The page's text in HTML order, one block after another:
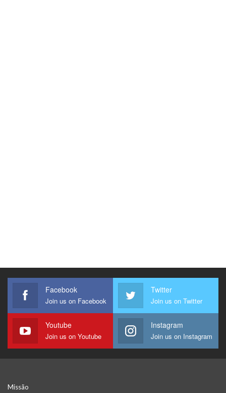
Facebook
Join us on Facebook
Twitter
Join us on Twitter
Youtube
Join us on Youtube
Instagram
Join us on Instagram
Missão